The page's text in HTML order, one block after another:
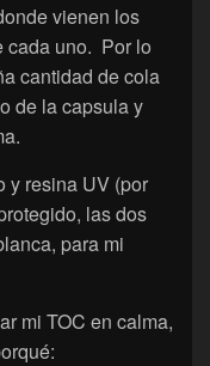
vienen los
cada uno. Por lo
cantidad de cola
de la capsula y
y resina UV (por
las dos
para mi
mi TOC en calma,